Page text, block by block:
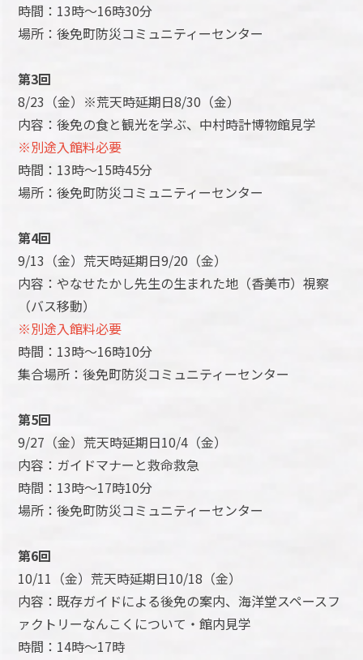
時間：13時～16時30分
場所：後免町防災コミュニティーセンター
第3回
8/23（金）※荒天時延期日8/30（金）
内容：後免の食と観光を学ぶ、中村時計博物館見学
※別途入館料必要
時間：13時～15時45分
場所：後免町防災コミュニティーセンター
第4回
9/13（金）荒天時延期日9/20（金）
内容：やなせたかし先生の生まれた地（香美市）視察
（バス移動）
※別途入館料必要
時間：13時～16時10分
集合場所：後免町防災コミュニティーセンター
第5回
9/27（金）荒天時延期日10/4（金）
内容：ガイドマナーと救命救急
時間：13時～17時10分
場所：後免町防災コミュニティーセンター
第6回
10/11（金）荒天時延期日10/18（金）
内容：既存ガイドによる後免の案内、海洋堂スペースフ
ァクトリーなんこくについて・館内見学
時間：14時～17時